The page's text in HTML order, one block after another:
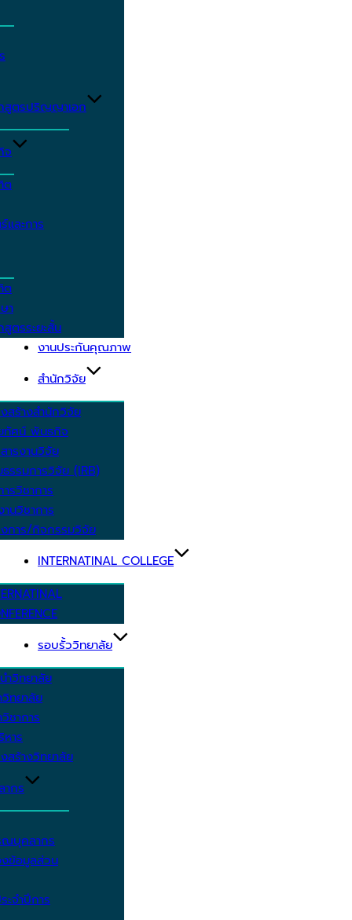
สูตรปริญญาเอก
จ
ต
ละการ
ต
า
ตรระยะสั้น
งานประกันคุณภาพ
สำนักวิจัย
สร้างสำนักวิจัย
ทัศน์ พันธกิจ
ารงานวิจัย
รรมการวิจัย (IRB)
รวิชาการ
นวิชาการ
งการ/กิจกรรมวิจัย
INTERNATINAL COLLEGE
รอบรั้ววิทยาลัย
ำวิทยาลัย
ทยาลัย
ชาการ
าร
สร้างวิทยาลัย
กร
ณบุคลากร
ข้อมูลส่วน
จำปีการ